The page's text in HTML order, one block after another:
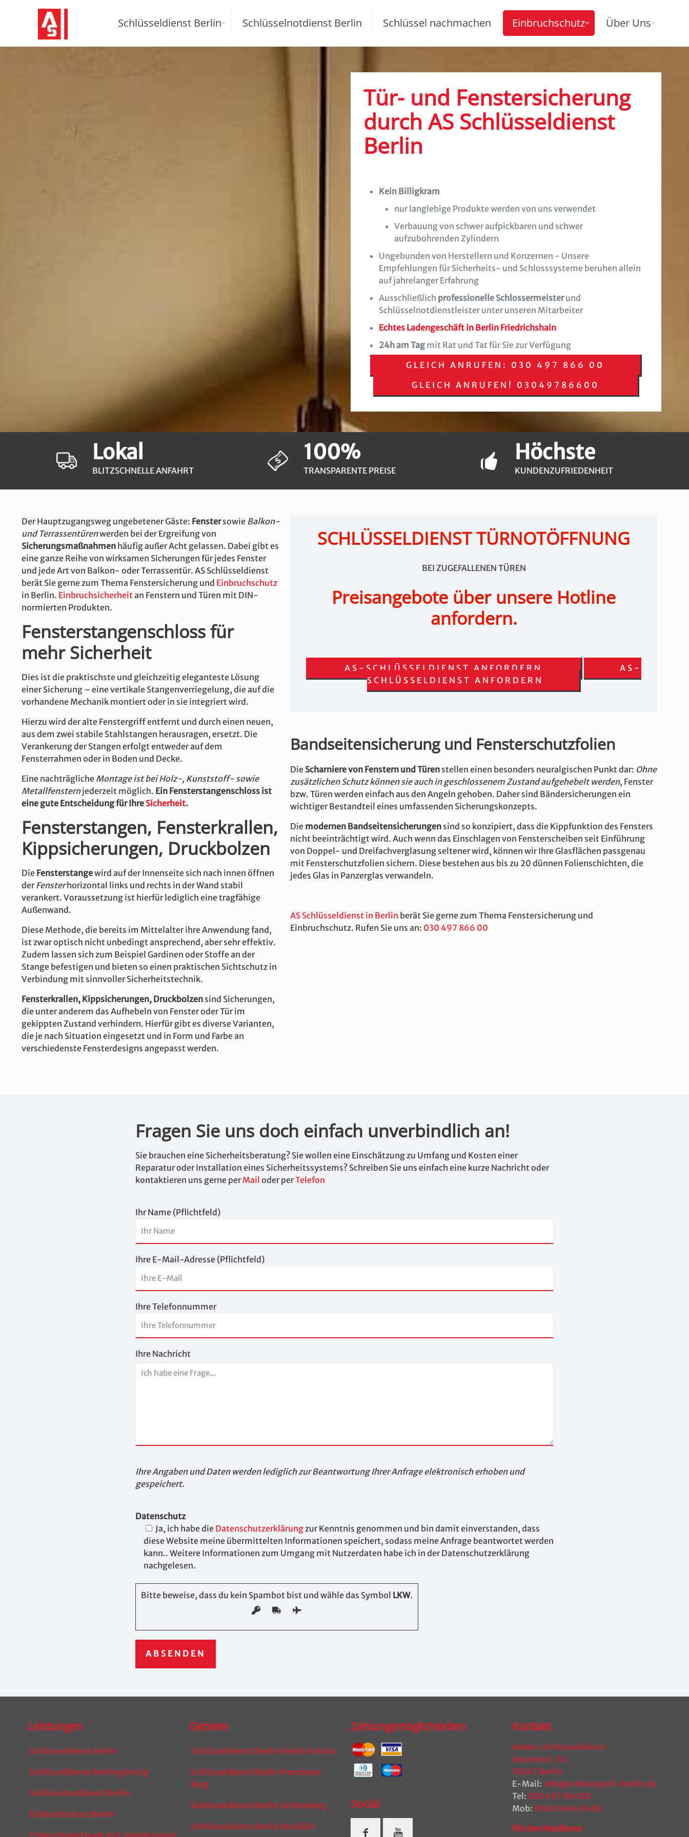
Schlüsseldienst Berlin Schlüsselnotdienst Berlin Schlüssel nachmachen Einbruchschutz Über Uns
Tür- und Fenstersicherung
durch AS Schlüsseldienst
Berlin
Kein Billigkram
nur langlebige Produkte werden von uns verwendet
Verbauung von schwer aufpickbaren und schwer
aufzubohrenden Zylindern
Ungebunden von Herstellern und Konzernen - Unsere
Empfehlungen für Sicherheits- und Schlosssysteme beruhen allein
auf jahrelanger Erfahrung
Ausschließlich professionelle Schlossermeisterund
Schlüsselnotdienstleister unter unseren Mitarbeiter
Echtes Ladengeschäft in Berlin Friedrichshain
24h am Tag mit Rat und Tat für Sie zur Verfügung
GLEICH ANRUFEN: 030 497 866 00
GLEICH ANRUFEN! 03049786600
Lokal
BLITZSCHNELLE ANFAHRT
100%
TRANSPARENTE PREISE
Höchste
KUNDENZUFRIEDENHEIT
Der Hauptzugangsweg ungebetener Gäste: Fenstersowie Balkon-
und Terrassentürenwerden bei der Ergreifung von
Sicherungsmaßnahmen häufig außer Acht gelassen. Dabei gibt es
eine ganze Reihe von wirksamen Sicherungen für jedes Fenster
und jede Art von Balkon- oder Terrassentür. AS Schlüsseldienst
berät Sie gerne zum Thema Fenstersicherung und Einbruchschutz
in Berlin. Einbruchsicherheitan Fenstern und Türen mit DIN-
normierten Produkten.
Fensterstangenschloss für
mehr Sicherheit
Dies ist die praktischste und gleichzeitig eleganteste Lösung
einer Sicherung – eine vertikale Stangenverriegelung, die auf die
vorhandene Mechanik montiert oder in sie integriert wird.
Hierzu wird der alte Fenstergriff entfernt und durch einen neuen,
aus dem zwei stabile Stahlstangen herausragen, ersetzt. Die
Verankerung der Stangen erfolgt entweder auf dem
Fensterrahmen oder in Boden und Decke.
Eine nachträgliche Montage ist bei Holz-, Kunststoff- sowie
Metallfensternjederzeit möglich. Ein Fensterstangenschloss ist
eine gute Entscheidung fürIhre Sicherheit.
Fensterstangen, Fensterkrallen,
Kippsicherungen, Druckbolzen
Die Fensterstangewird auf der Innenseite sich nach innen öffnen
derFensterhorizontal links und rechts in der Wand stabil
verankert. Voraussetzung ist hierfür lediglich eine tragfähige
Außenwand.
Diese Methode, die bereits im Mittelalter ihre Anwendung fand,
ist zwar optisch nicht unbedingt ansprechend, aber sehr effektiv.
Zudem lassen sich zum Beispiel Gardinen oder Stoffe an der
Stange befestigen und bieten so einen praktischen Sichtschutz in
Verbindung mit sinnvoller Sicherheitstechnik.
Fensterkrallen, Kippsicherungen, Druckbolzen sind Sicherungen,
die unter anderem das Aufhebeln von Fenster oder Tür im
gekippten Zustand verhindern. Hierfür gibt es diverse Varianten,
die je nach Situation eingesetzt und in Form und Farbe an
verschiedenste Fensterdesigns angepasst werden.
SCHLÜSSELDIENST TÜRNOTÖFFNUNG
BEI ZUGEFALLENEN TÜREN
Preisangebote über unsere Hotline
anfordern.
AS-SCHLÜSSELDIENST ANFORDERN
AS-
SCHLÜSSELDIENST ANFORDERN
Bandseitensicherung und Fensterschutzfolien
Die Scharniere von Fenstern und Türen stellen einen besonders neuralgischen Punkt dar: Ohne
zusätzlichen Schutz können sie auch in geschlossenem Zustand aufgehebelt werden, Fenster
bzw. Türen werden einfach aus den Angeln gehoben. Daher sind Bändersicherungen ein
wichtiger Bestandteil eines umfassenden Sicherungskonzepts.
Die modernen Bandseitensicherungen sind so konzipiert, dass die Kippfunktion des Fensters
nicht beeinträchtigt wird. Auch wenn das Einschlagen von Fensterscheiben seit Einführung
von Doppel- und Dreifachverglasung seltener wird, können wir Ihre Glasflächen passgenau
mit Fensterschutzfolien sichern. Diese bestehen aus bis zu 20 dünnen Folienschichten, die
jedes Glas in Panzerglas verwandeln.
AS Schlüsseldienst in Berlin berät Sie gerne zum Thema Fenstersicherung und
Einbruchschutz. Rufen Sie uns an: 030 497 866 00
Fragen Sie uns doch einfach unverbindlich an!
Sie brauchen eine Sicherheitsberatung? Sie wollen eine Einschätzung zu Umfang und Kosten einer
Reparatur oder Installation eines Sicherheitssystems? Schreiben Sie uns einfach eine kurze Nachricht oder
kontaktieren uns gerne perMail oder perTelefon
Ihr Name (Pflichtfeld)
Ihre E-Mail-Adresse (Pflichtfeld)
Ihre Telefonnummer
Ihre Nachricht
Ihre Angaben und Daten werden lediglich zur Beantwortung Ihrer Anfrage elektronisch erhoben und
gespeichert.
Datenschutz
Ja, ich habe die Datenschutzerklärungzur Kenntnis genommen und bin damit einverstanden, dass
diese Website meine übermittelten Informationen speichert, sodass meine Anfrage beantwortet werden
kann.. Weitere Informationen zum Umgang mit Nutzerdaten habe ich in der Datenschutzerklärung
nachgelesen.
Bitte beweise, dass du kein Spambot bist und wähle das Symbol LKW.
Leistungen
Schlüsseldienst Berlin
Schlüsseldienst Berlin günstig
Schlüsselnotdienst Berlin
Einbruchschutz Berlin
Einbruchsmethode mit Salpetersäure
Gebiete
Schlüsseldienst Berlin Friedrichshain
Schlüsseldienst Berlin Prenzlauer
Berg
Schlüsseldienst Berlin Lichtenberg
Schlüsseldienst Berlin Neukölln
Zahlungsmöglichkeiten
Social
Kontakt
Adam´s Schlüsseldienst
Jessnerstr. 54
10247 Berlin
E-Mail: info@schlossprofi-berlin.de
Tel: 030 497 86600
Mob: 0160 9464 9406
Für den Notdienst